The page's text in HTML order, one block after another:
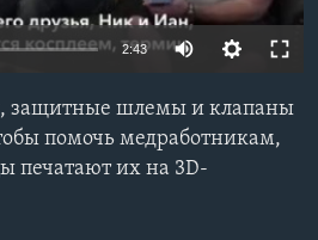
2:43
защитные шлемы и клапаны
помочь медработникам,
печатают их на 3D-